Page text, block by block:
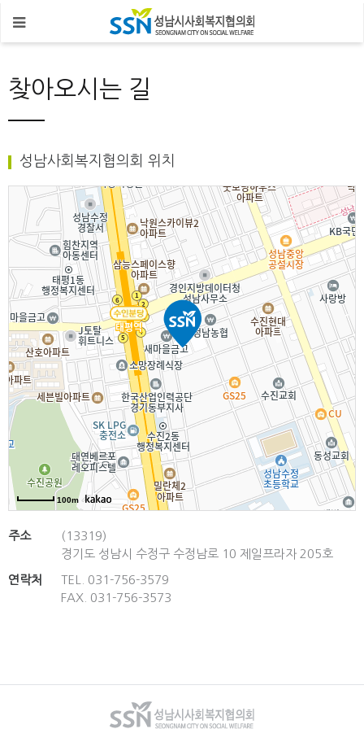
찾아오시는 길
성남사회복지협의회 위치
100m
100m
주소
(13319)
경기도 성남시 수정구 수정남로 10 제일프라자 205호
연락처
TEL. 031-756-3579
FAX. 031-756-3573